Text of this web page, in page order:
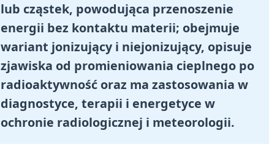
lub cząstek, powodująca przenoszenie
energii bez kontaktu materii; obejmuje
wariant jonizujący i niejonizujący, opisuje
zjawiska od promieniowania cieplnego po
radioaktywność oraz ma zastosowania w
diagnostyce, terapii i energetyce w
ochronie radiologicznej i meteorologii.